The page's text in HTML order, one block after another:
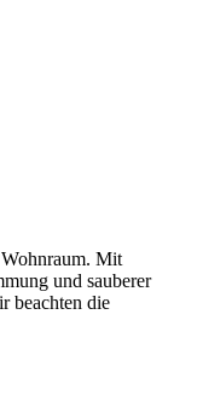
Mit
und sauberer
beachten die